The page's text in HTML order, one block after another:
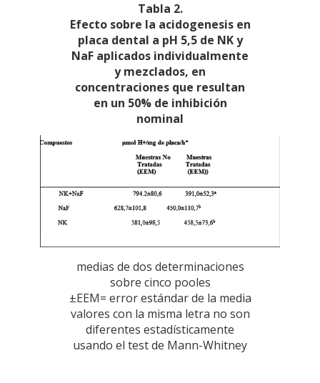
Tabla 2.
Efecto sobre la acidogenesis en
placa dental a pH 5,5 de NK y
NaF aplicados individualmente
y mezclados, en
concentraciones que resultan
en un 50% de inhibición
nominal
medias de dos determinaciones
sobre cinco pooles
±EEM= error estándar de la media
valores con la misma letra no son
diferentes estadísticamente
usando el test de Mann-Whitney